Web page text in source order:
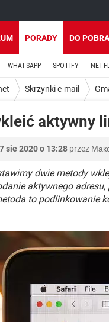
PORADY DO
WHATSAPP SPOTIFY
Skrzynki e-mail
aktywny
7 sie 2020 o 13:28 przez
dwie metody
aktywnego
to podlinkowanie